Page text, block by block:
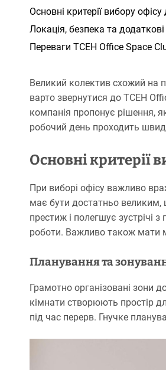
Основні критерії вибору
Локація, безпека та
Переваги TCEH Office Space
Великий колектив схожий на
варто звернутися до TCEH
компанія пропонує рішення,
робочий день проходить
Основні критерії
При виборі офісу важливо
має бути достатньо великим,
престиж і полегшує зустрічі
роботи. Важливо також мати
Планування та
Грамотно організовані зони
кімнати створюють простір
під час перерв. Гнучке